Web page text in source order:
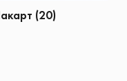
(20)